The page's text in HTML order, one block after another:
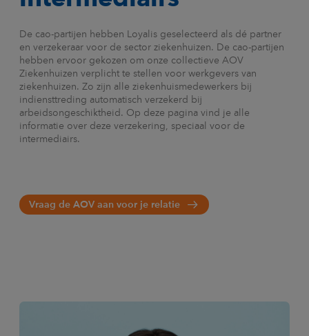
De cao-partijen hebben Loyalis geselecteerd als dé partner
en verzekeraar voor de sector ziekenhuizen. De cao-partijen
hebben ervoor gekozen om onze collectieve AOV
Ziekenhuizen verplicht te stellen voor werkgevers van
ziekenhuizen. Zo zijn alle ziekenhuismedewerkers bij
indiensttreding automatisch verzekerd bij
arbeidsongeschiktheid. Op deze pagina vind je alle
informatie over deze verzekering, speciaal voor de
intermediairs.
Vraag de AOV aan voor je relatie